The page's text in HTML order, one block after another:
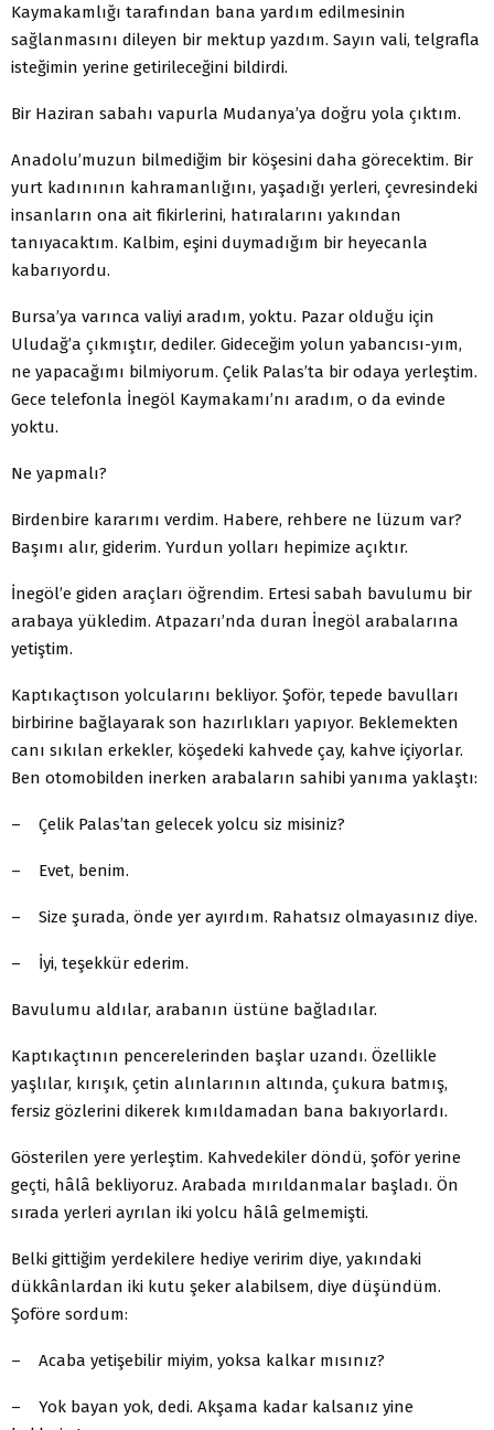
Kaymakamlığı tarafından bana yardım edilmesinin
sağlanmasını dileyen bir mektup yazdım. Sayın vali, telgrafla
isteğimin yerine getirileceğini bildirdi.
Bir Haziran sabahı vapurla Mudanya’ya doğru yola çıktım.
Anadolu’muzun bilmediğim bir köşesini daha görecektim. Bir
yurt kadınının kahramanlığını, yaşadığı yerleri, çevresindeki
insanların ona ait fikirlerini, hatıralarını yakından
tanıyacaktım. Kalbim, eşini duymadığım bir heyecanla
kabarıyordu.
Bursa’ya varınca valiyi aradım, yoktu. Pazar olduğu için
Uludağ’a çıkmıştır, dediler. Gideceğim yolun yabancısı-yım,
ne yapacağımı bilmiyorum. Çelik Palas’ta bir odaya yerleştim.
Gece telefonla İnegöl Kaymakamı’nı aradım, o da evinde
yoktu.
Ne yapmalı?
Birdenbire kararımı verdim. Habere, rehbere ne lüzum var?
Başımı alır, giderim. Yurdun yolları hepimize açıktır.
İnegöl’e giden araçları öğrendim. Ertesi sabah bavulumu bir
arabaya yükledim. Atpazarı’nda duran İnegöl arabalarına
yetiştim.
Kaptıkaçtıson yolcularını bekliyor. Şoför, tepede bavulları
birbirine bağlayarak son hazırlıkları yapıyor. Beklemekten
canı sıkılan erkekler, köşedeki kahvede çay, kahve içiyorlar.
Ben otomobilden inerken arabaların sahibi yanıma yaklaştı:
– Çelik Palas’tan gelecek yolcu siz misiniz?
– Evet, benim.
– Size şurada, önde yer ayırdım. Rahatsız olmayasınız diye.
– İyi, teşekkür ederim.
Bavulumu aldılar, arabanın üstüne bağladılar.
Kaptıkaçtının pencerelerinden başlar uzandı. Özellikle
yaşlılar, kırışık, çetin alınlarının altında, çukura batmış,
fersiz gözlerini dikerek kımıldamadan bana bakıyorlardı.
Gösterilen yere yerleştim. Kahvedekiler döndü, şoför yerine
geçti, hâlâ bekliyoruz. Arabada mırıldanmalar başladı. Ön
sırada yerleri ayrılan iki yolcu hâlâ gelmemişti.
Belki gittiğim yerdekilere hediye veririm diye, yakındaki
dükkânlardan iki kutu şeker alabilsem, diye düşündüm.
Şoföre sordum:
– Acaba yetişebilir miyim, yoksa kalkar mısınız?
– Yok bayan yok, dedi. Akşama kadar kalsanız yine